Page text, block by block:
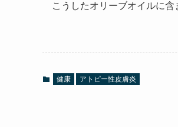
こうしたオリーブオイルに含
健康 アトピー性皮膚炎